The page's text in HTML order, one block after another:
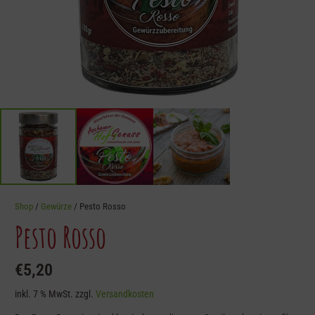
Shop / Gewürze / Pesto Rosso
Pesto Rosso
€5,20
inkl. 7 % MwSt. zzgl. Versandkosten